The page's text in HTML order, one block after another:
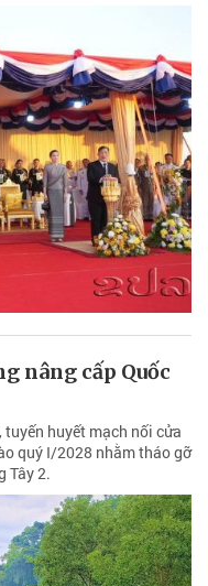
nâng cấp Quốc
tuyến huyết mạch nối cửa
quý I/2028 nhằm tháo gỡ
Tây 2.